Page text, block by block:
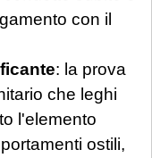
con il
: la prova
che leghi
l'elemento
ostili,